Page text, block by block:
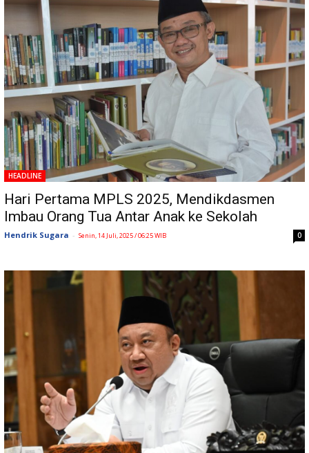
HEADLINE
Hari Pertama MPLS 2025, Mendikdasmen
Imbau Orang Tua Antar Anak ke Sekolah
Hendrik Sugara - Senin, 14 Juli, 2025 / 06:25 WIB 0